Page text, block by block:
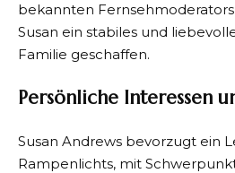
bekannten
Susan ein stabiles und
Familie geschaffen.
Persönliche Interessen
Susan Andrews bevorzugt ein
Rampenlichts, mit